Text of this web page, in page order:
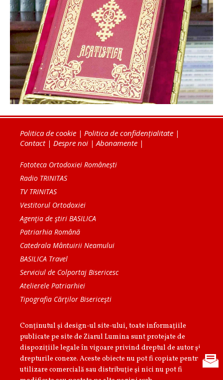
Politica de cookie | Politica de confidențialitate |
Contact| Despre noi |Abonamente |
Fototeca Ortodoxiei Românești
Radio TRINITAS
TV TRINITAS
Vestitorul Ortodoxiei
Agenţia de ştiri BASILICA
Patriarhia Română
Catedrala Mântuirii Neamului
BASILICA Travel
Serviciul de Colportaj Bisericesc
Atelierele Patriarhiei
Tipografia Cărţilor Bisericeşti
Conținutul și design-ul site-ului, toate informaţiile
publicate pe site de Ziarul Lumina sunt protejate de
dispoziţiile legale în vigoare privind dreptul de autor şi
drepturile conexe. Aceste obiecte nu pot fi copiate pentru
utilizare comercială sau distribuţie şi nici nu pot fi